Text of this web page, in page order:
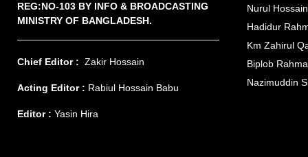
REG:NO-103 BY INFO & BROADCASTING
MINISTRY OF BANGLADESH.
Chief Editor : Zakir Hossain
Acting Editor : Rabiul Hossain Babu
Editor : Yasin Hira
Nurul
Hadidur
Km Zahirul
Biplob
Nazimuddin